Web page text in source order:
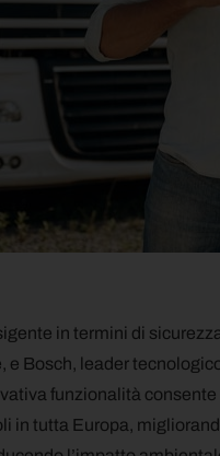
in termini di
Bosch, leader
funzionalità
in tutta Europa,